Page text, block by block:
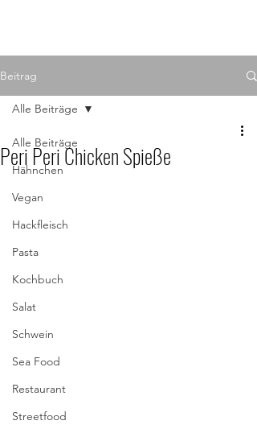
Beitrag
Alle Beiträge
Hähnchen
Vegan
Hackfleisch
Pasta
Kochbuch
Salat
Schwein
Sea Food
Restaurant
Streetfood
Alle Beiträge
Peri Peri Chicken Spieße